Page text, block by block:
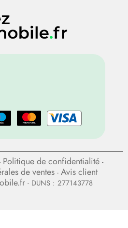
Politique de confidentialité -
de ventes - Avis client
- DUNS : 277143778